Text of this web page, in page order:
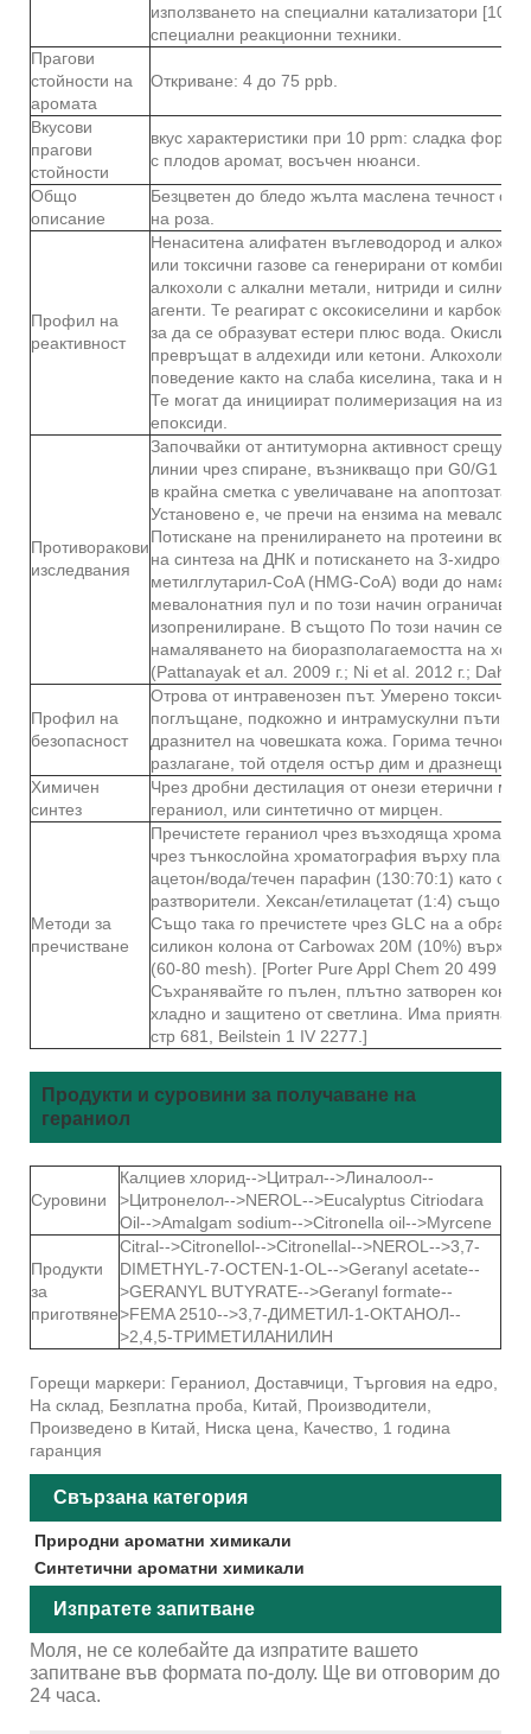
използването на специални катализатори [106]
специални реакционни техники.
Прагови
стойности на
аромата
Откриване: 4 до 75 ppb.
Вкусови
прагови
стойности
вкус характеристики при 10 ppm: сладка
с плодов аромат, восъчен нюанси.
Общо
описание
Безцветен до бледо жълта маслена течност
на роза.
Профил на
реактивност
Ненаситена алифатен въглеводород и
или токсични газове са генерирани от
алкохоли с алкални метали, нитриди и силни
агенти. Те реагират с оксокиселини и
за да се образуват естери плюс вода.
превръщат в алдехиди или кетони. Алкохолите
поведение както на слаба киселина, така и на
Те могат да инициират полимеризация на
епоксиди.
Противоракови
изследвания
Започвайки от антитуморна активност срещу
линии чрез спиране, възникващо при G0/G1
в крайна сметка с увеличаване на апоптозата,
Установено е, че пречи на ензима на
Потискане на пренилирането на протеини
на синтеза на ДНК и потискането на 3-
метилглутарил-CoA (HMG-CoA) води до
мевалонатния пул и по този начин ограничава
изопренилиране. В същото По този начин се
намаляването на биоразполагаемостта на
(Pattanayak et ал. 2009 г.; Ni et al. 2012 г.;
Профил на
безопасност
Отрова от интравенозен път. Умерено токсичен
поглъщане, подкожно и интрамускулни
дразнител на човешката кожа. Горима течност.
разлагане, той отделя остър дим и дразнещи
Химичен
синтез
Чрез дробни дестилация от онези етерични
гераниол, или синтетично от мирцен.
Методи за
пречистване
Пречистете гераниол чрез възходяща
чрез тънкослойна хроматография върху плаки
ацетон/вода/течен парафин (130:70:1) като
разтворители. Хексан/етилацетат (1:4) също е
Също така го пречистете чрез GLC на a
силикон колона от Carbowax 20M (10%) върху
(60-80 mesh). [Porter Pure Appl Chem 20 499
Съхранявайте го пълен, плътно затворен
хладно и защитено от светлина. Има приятна
стр 681, Beilstein 1 IV 2277.]
Продукти и суровини за получаване на
гераниол
Суровини
Калциев хлорид-->Цитрал-->Линалоол--
>Цитронелол-->NEROL-->Eucalyptus Citriodara
Oil-->Amalgam sodium-->Citronella oil-->Myrcene
Продукти
за
приготвяне
Citral-->Citronellol-->Citronellal-->NEROL-->3,7-
DIMETHYL-7-OCTEN-1-OL-->Geranyl acetate--
>GERANYL BUTYRATE-->Geranyl formate--
>FEMA 2510-->3,7-ДИМЕТИЛ-1-ОКТАНОЛ--
>2,4,5-ТРИМЕТИЛАНИЛИН
Горещи маркери: Гераниол, Доставчици, Търговия на едро,
На склад, Безплатна проба, Китай, Производители,
Произведено в Китай, Ниска цена, Качество, 1 година
гаранция
Свързана категория
Природни ароматни химикали
Синтетични ароматни химикали
Изпратете запитване
Моля, не се колебайте да изпратите вашето
запитване във формата по-долу. Ще ви отговорим до
24 часа.